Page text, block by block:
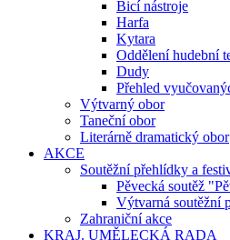
Bicí nástroje
Harfa
Kytara
Oddělení hudební
Dudy
Přehled
Výtvarný obor
Taneční obor
Literárně dramatický obor
AKCE
Soutěžní přehlídky a
Pěvecká soutěž
Výtvarná soutěžní
Zahraniční akce
KRAJ. UMĚLECKÁ RADA